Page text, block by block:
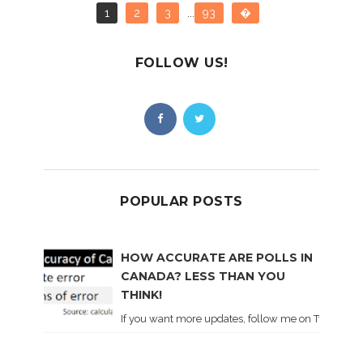
1 2 3 93 �
FOLLOW US!
POPULAR POSTS
HOW ACCURATE ARE POLLS IN
CANADA? LESS THAN YOU
THINK!
If you want more updates, follow me on Twitter .